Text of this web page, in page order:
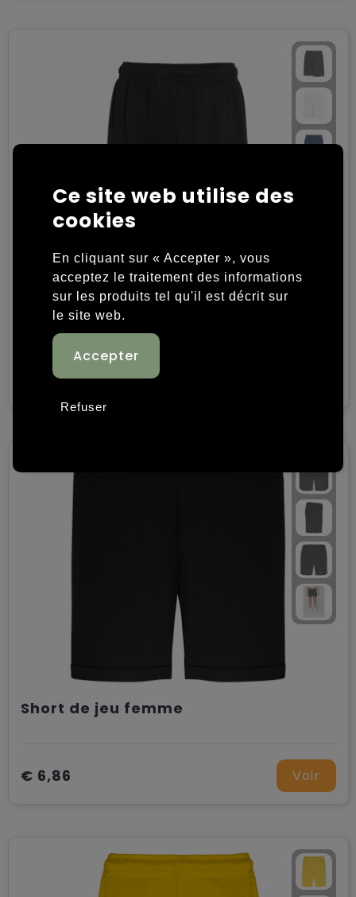
100% Polyester
€ 3,90
Short de jeu femme
€ 6,86 Voir
Ce site web utilise des
cookies
En cliquant sur « Accepter », vous
acceptez le traitement des informations
sur les produits tel qu'il est décrit sur
le site web.
Refuser